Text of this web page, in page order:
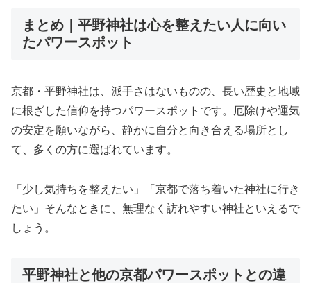
まとめ｜平野神社は心を整えたい人に向い
たパワースポット
京都・平野神社は、派手さはないものの、長い歴史と地域
に根ざした信仰を持つパワースポットです。厄除けや運気
の安定を願いながら、静かに自分と向き合える場所とし
て、多くの方に選ばれています。
「少し気持ちを整えたい」「京都で落ち着いた神社に行き
たい」そんなときに、無理なく訪れやすい神社といえるで
しょう。
平野神社と他の京都パワースポットとの違